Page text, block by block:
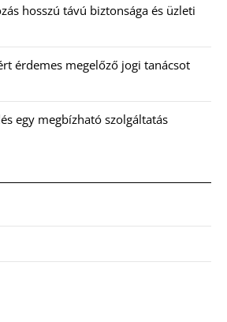
hosszú távú biztonsága és üzleti
érdemes megelőző jogi tanácsot
egy megbízható szolgáltatás